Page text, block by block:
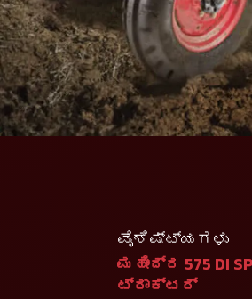
ವೈಶಿಷ್ಟ್ಯಗಳು
ಮಹೀಂದ್ರ 575 DI
ಟ್ರಾಕ್ಟರ್